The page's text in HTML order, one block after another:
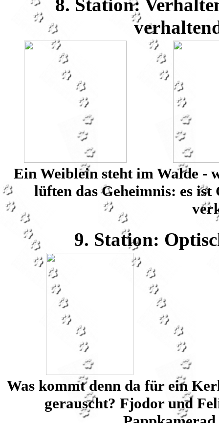
8. Station:
Ein Weiblein steht im Walde -
lüften das Geheimnis: es
9. Station:
Was kommt denn da für ein
gerauscht? Fjodor und